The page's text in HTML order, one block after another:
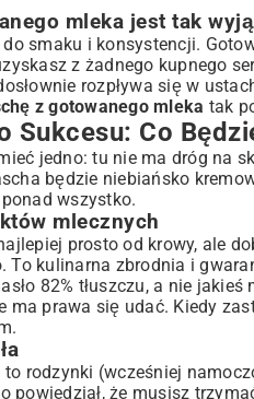
Paschy
Przysmaku
Słodkości
na Twoim Stole
mleka jest tak
smaku i konsystencji.
z żadnego kupnego
rozpływa się w
z gotowanego mleka tak
Sukcesu: Co
jedno: tu nie ma dróg na
będzie niebiańsko
wszystko.
mlecznych
prosto od krowy, ale
To kulinarna zbrodnia i
82% tłuszczu, a nie
ma prawa się udać. Kiedy
rodzynki (wcześniej
powiedział, że musisz